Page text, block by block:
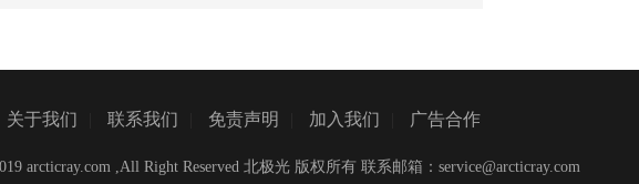
关于我们 联系我们 免责声明 加入我们 广告合作
arcticray.com ,All Right Reserved 北极光 版权所有 联系邮箱： service@arcticray.com